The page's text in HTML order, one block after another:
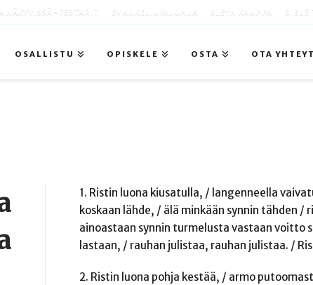
NÄKYVISSÄ -FESTARIT EVANKELIUMIJUHLA SLEYN KAUPPA BIBLE
OSALLISTU OPISKELE OSTA OTA
1. Ristin luona kiusatulla, / langenneella
koskaan lähde, / älä minkään synnin tähden
ainoastaan synnin turmelusta vastaan voitto
lastaan, / rauhan julistaa, rauhan julistaa. /
2. Ristin luona pohja kestää, / armo